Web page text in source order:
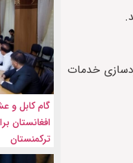
خدمات
گام کابل و
ترکمنستان